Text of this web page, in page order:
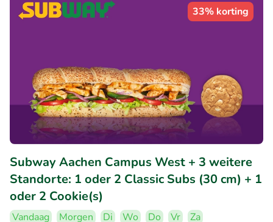
33% korting
Subway Aachen Campus West + 3 weitere
Standorte: 1 oder 2 Classic Subs (30 cm) + 1
oder 2 Cookie(s)
Vandaag Morgen Di Wo Do Vr
Za